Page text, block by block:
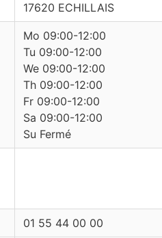
17620 ECHILLAIS
Mo 09:00-12:00
Tu 09:00-12:00
We 09:00-12:00
Th 09:00-12:00
Fr 09:00-12:00
Sa 09:00-12:00
Su Fermé
01 55 44 00 00